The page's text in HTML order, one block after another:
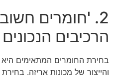
2. 'חומרים
הרכיבים
בחירת החומרים המתאימים היא
והייצור של מכונות אריזה.